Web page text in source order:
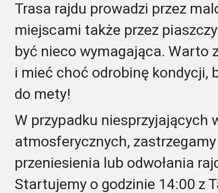
Trasa rajdu prowadzi przez
miejscami także przez
być nieco wymagająca. Warto
i mieć choć odrobinę kondycji,
do mety!
W przypadku niesprzyjających
atmosferycznych,
przeniesienia lub odwołania
Startujemy o godzinie 14:00 z